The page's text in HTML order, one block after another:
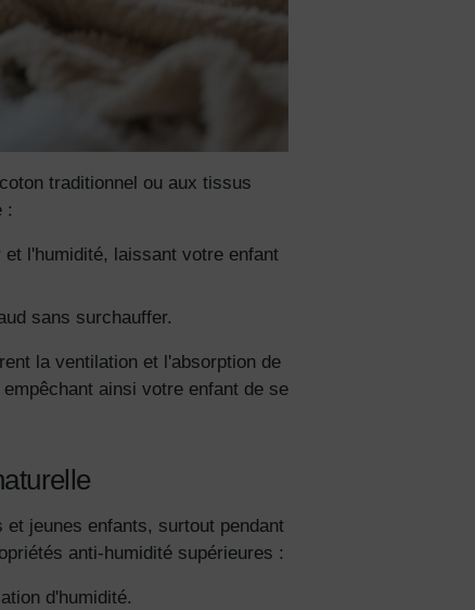
traditionnel ou aux tissus
:
l'humidité, laissant votre enfant
sans surchauffer.
la ventilation et l'absorption de
ainsi votre enfant de se
jeunes enfants, surtout pendant
anti-humidité supérieures :
d'humidité.
de